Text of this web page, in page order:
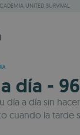
UNITED SURVIVAL
día - 96
día a día sin
cuando la tarde